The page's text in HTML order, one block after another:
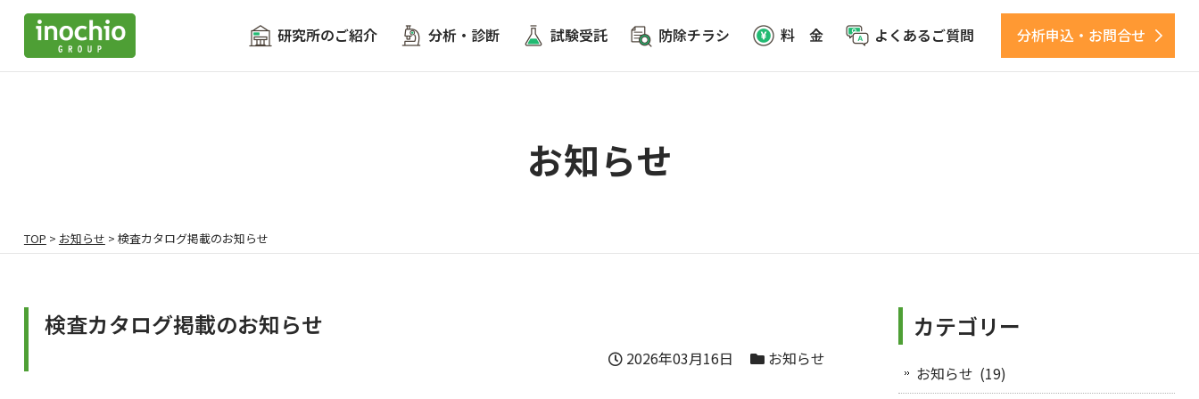
研究所のご紹介 分析・診断 試験受託 防除チラシ 料 金 よくあるご質問 分析申込・お問合せ
お知らせ
TOP > お知らせ > 検査カタログ掲載のお知らせ
検査カタログ掲載のお知らせ
2026年03月16日 お知らせ
カテゴリー
お知らせ (19)